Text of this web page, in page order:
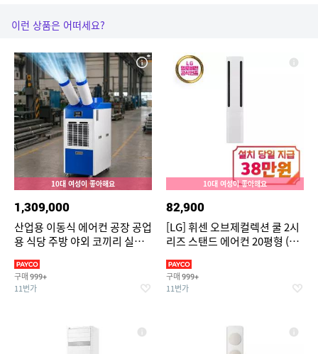
이런 상품은 어떠세요?
10대 여성이 좋아해요
1,309,000
산업용 이동식 에어컨 공장 공업
용 식당 주방 야외 코끼리 실속
구매 999+
11번가
10대 여성이 좋아해요
82,900
[LG] 휘센 오브제컬렉션 쿨 2시
리즈 스탠드 에어컨 20평형 (에
구매 999+
11번가